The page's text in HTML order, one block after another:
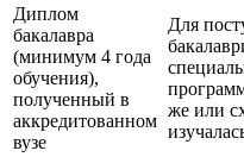
Диплом
бакалавра
(минимум 4 года
обучения),
полученный в
аккредитованном
вузе
Для
же или